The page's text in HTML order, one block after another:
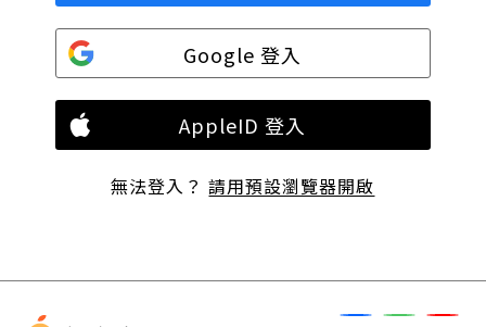
Google 登入
AppleID 登入
無法登入？請用預設瀏覽器開啟